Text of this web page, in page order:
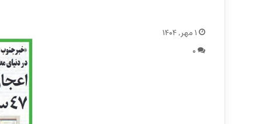
۱ مهر, ۱۴۰۴
۰